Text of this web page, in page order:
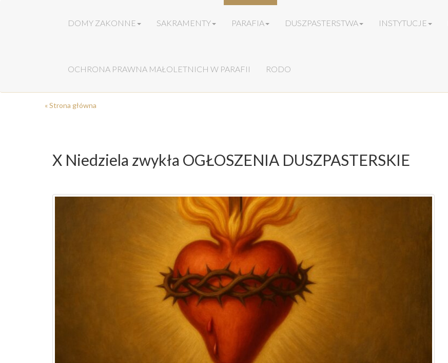
DOMY ZAKONNE SAKRAMENTY PARAFIA DUSZPASTERSTWA INSTYTUCJE
OCHRONA PRAWNA MAŁOLETNICH W PARAFII RODO
« Strona główna
X Niedziela zwykła OGŁOSZENIA DUSZPASTERSKIE